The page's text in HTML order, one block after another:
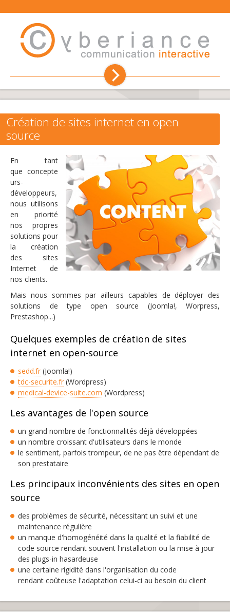
Création de site internet
Hébergement
Référencement
Communication
Conseil et formation
L'agence web
Contacter l'agence
Création de sites internet en open
source
En tant
que concepte
urs-
développeurs,
nous utilisons
en priorité
nos propres
solutions pour
la création
des sites
Internet de
nos clients.
Mais nous sommes par ailleurs capables de déployer des
solutions de type open source (Joomla!, Worpress,
Prestashop...)
Quelques exemples de création de sites
internet en open-source
sedd.fr (Joomla!)
tdc-securite.fr (Wordpress)
medical-device-suite.com (Wordpress)
Les avantages de l'open source
un grand nombre de fonctionnalités déjà développées
un nombre croissant d'utilisateurs dans le monde
le sentiment, parfois trompeur, de ne pas être dépendant de
son prestataire
Les principaux inconvénients des sites en open
source
des problèmes de sécurité, nécessitant un suivi et une
maintenance régulière
un manque d'homogénéité dans la qualité et la fiabilité de
code source rendant souvent l'installation ou la mise à jour
des plugs-in hasardeuse
une certaine rigidité dans l'organisation du code
rendant coûteuse l'adaptation celui-ci au besoin du client